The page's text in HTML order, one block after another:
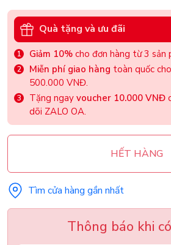
Quà tặng và ưu đãi
Giảm 10% cho đơn hàng từ 3 sản
Miễn phí giao hàng toàn quốc
500.000 VNĐ.
Tặng ngay voucher 10.000 VNĐ
dõi ZALO OA.
HẾT HÀNG
Tìm cửa hàng gần nhất
Thông báo khi